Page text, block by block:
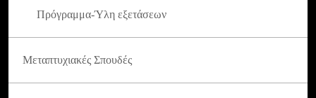
Πρόγραμμα-Ύλη εξετάσεων
Μεταπτυχιακές Σπουδές